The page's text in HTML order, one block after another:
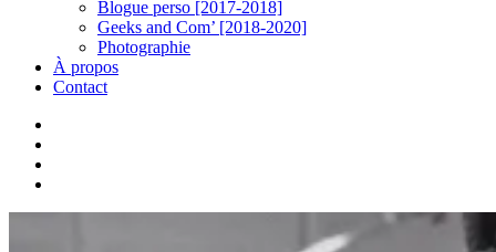
Blogue perso [2017-2018]
Geeks and Com’ [2018-2020]
Photographie
À propos
Contact